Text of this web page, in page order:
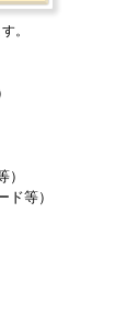
。
）
ド等）